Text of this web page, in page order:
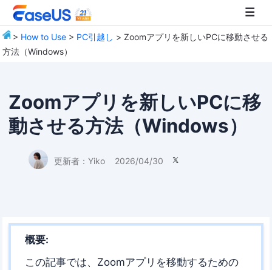
> How to Use > PC引越し > Zoomアプリを新しいPCに移動させる
方法（Windows）
Zoomアプリを新しいPCに移
動させる方法（Windows）
更新者： Yiko 2026/04/30 
概要:
この記事では、Zoomアプリを移動するための